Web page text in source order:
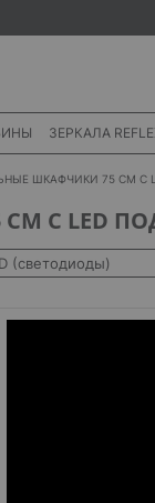
ЗЕРКАЛА
ШКАФЧИКИ 75 СМ С
С LED
(светодиоды)